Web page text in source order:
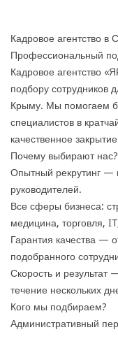
Кадровое агентство
Профессиональный
Кадровое агентство
подбору сотрудников
Крыму. Мы помогаем
специалистов в
качественное
Почему выбирают нас?
Опытный рекрутинг —
руководителей.
Все сферы бизнеса:
медицина, торговля,
Гарантия качества —
подобранного
Скорость и результат
течение нескольких
Кого мы подбираем?
Административный